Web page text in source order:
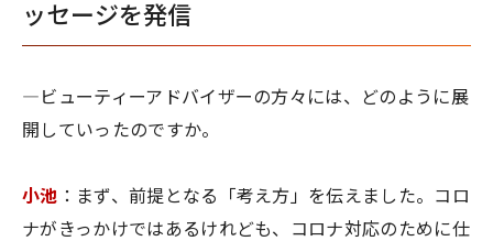
ッセージを発信
―ビューティーアドバイザーの方々には、どのように展
開していったのですか。
小池 ：まず、前提となる「考え方」を伝えました。コロ
ナがきっかけではあるけれども、コロナ対応のために仕